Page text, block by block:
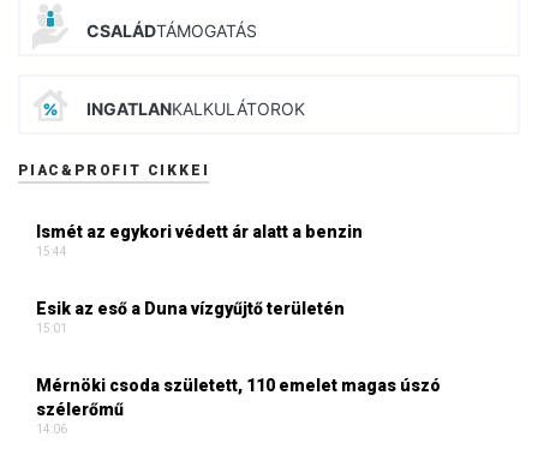
CSALÁDTÁMOGATÁS
INGATLANKALKULÁTOROK
PIAC&PROFIT CIKKEI
Ismét az egykori védett ár alatt a benzin
15:44
Esik az eső a Duna vízgyűjtő területén
15:01
Mérnöki csoda született, 110 emelet magas úszó
szélerőmű
14:06